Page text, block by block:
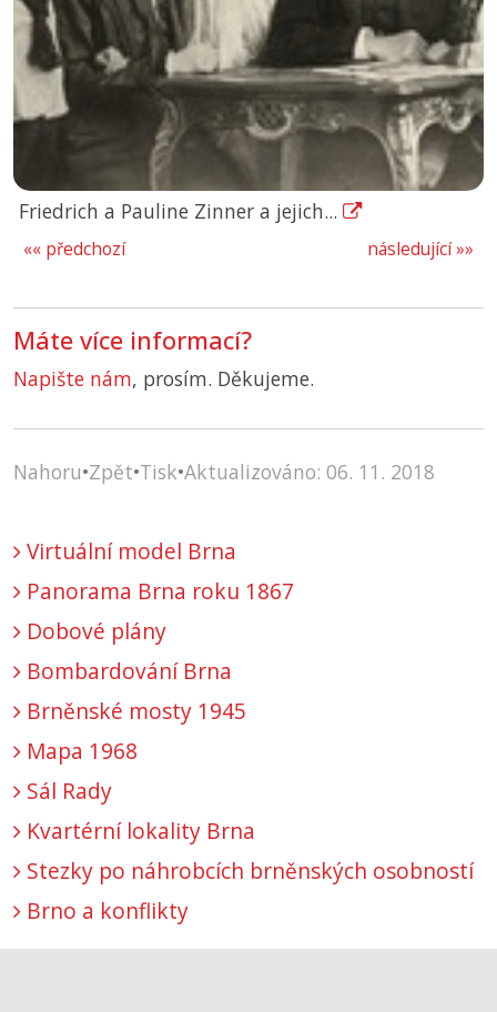
Friedrich a Pauline Zinner a jejich...
následující »»
«« předchozí
Máte více informací?
Napište nám, prosím. Děkujeme.
Nahoru•Zpět•Tisk•Aktualizováno: 06. 11. 2018
Virtuální model Brna
Panorama Brna roku 1867
Dobové plány
Bombardování Brna
Brněnské mosty 1945
Mapa 1968
Sál Rady
Kvartérní lokality Brna
Stezky po náhrobcích brněnských osobností
Brno a konflikty